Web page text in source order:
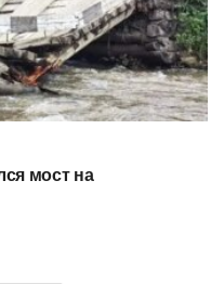
мост на